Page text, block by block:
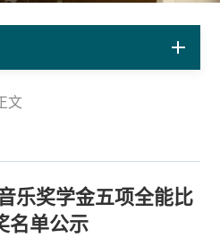
文
乐奖学金五项全能比
名单公示